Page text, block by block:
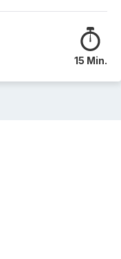
15 Min.